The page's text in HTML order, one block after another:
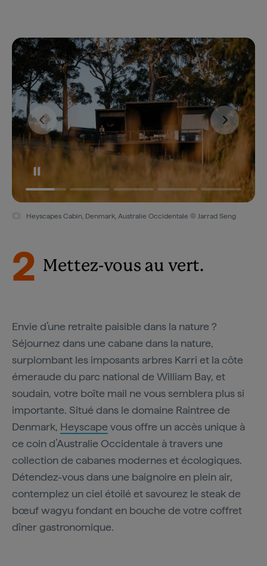
Heyscapes Cabin, Denmark, Australie Occidentale © Jarrad Seng
2 Mettez-vous au vert.
Envie d’une retraite paisible dans la nature ?
Séjournez dans une cabane dans la nature,
surplombant les imposants arbres Karri et la côte
émeraude du parc national de William Bay, et
soudain, votre boîte mail ne vous semblera plus si
importante. Situé dans le domaine Raintree de
Denmark, Heyscape vous offre un accès unique à
ce coin d’Australie Occidentale à travers une
collection de cabanes modernes et écologiques.
Détendez-vous dans une baignoire en plein air,
contemplez un ciel étoilé et savourez le steak de
bœuf wagyu fondant en bouche de votre coffret
dîner gastronomique.